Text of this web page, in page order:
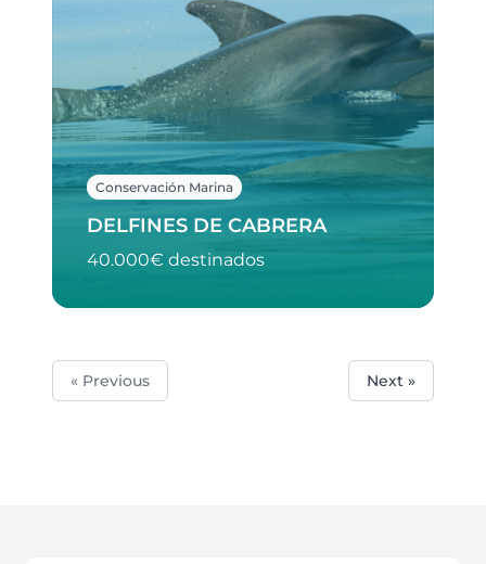
Conservación Marina
DELFINES DE CABRERA
40.000€ destinados
« Previous Next »